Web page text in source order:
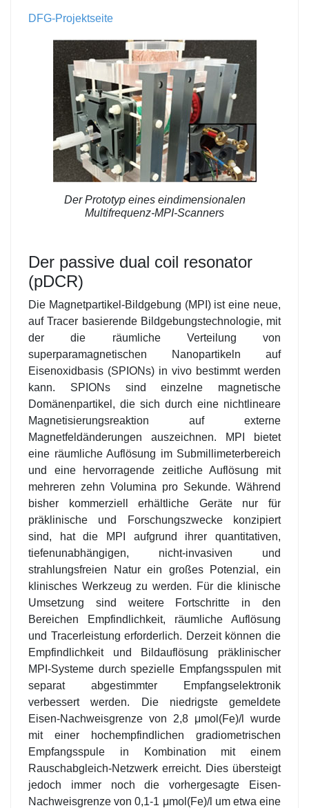
DFG-Projektseite
Der Prototyp eines eindimensionalen
Multifrequenz-MPI-Scanners
Der passive dual coil resonator
(pDCR)
Die Magnetpartikel-Bildgebung (MPI) ist eine neue,
auf Tracer basierende Bildgebungstechnologie, mit
der die räumliche Verteilung von
superparamagnetischen Nanopartikeln auf
Eisenoxidbasis (SPIONs) in vivo bestimmt werden
kann. SPIONs sind einzelne magnetische
Domänenpartikel, die sich durch eine nichtlineare
Magnetisierungsreaktion auf externe
Magnetfeldänderungen auszeichnen. MPI bietet
eine räumliche Auflösung im Submillimeterbereich
und eine hervorragende zeitliche Auflösung mit
mehreren zehn Volumina pro Sekunde. Während
bisher kommerziell erhältliche Geräte nur für
präklinische und Forschungszwecke konzipiert
sind, hat die MPI aufgrund ihrer quantitativen,
tiefenunabhängigen, nicht-invasiven und
strahlungsfreien Natur ein großes Potenzial, ein
klinisches Werkzeug zu werden. Für die klinische
Umsetzung sind weitere Fortschritte in den
Bereichen Empfindlichkeit, räumliche Auflösung
und Tracerleistung erforderlich. Derzeit können die
Empfindlichkeit und Bildauflösung präklinischer
MPI-Systeme durch spezielle Empfangsspulen mit
separat abgestimmter Empfangselektronik
verbessert werden. Die niedrigste gemeldete
Eisen-Nachweisgrenze von 2,8 μmol(Fe)/l wurde
mit einer hochempfindlichen gradiometrischen
Empfangsspule in Kombination mit einem
Rauschabgleich-Netzwerk erreicht. Dies übersteigt
jedoch immer noch die vorhergesagte Eisen-
Nachweisgrenze von 0,1-1 μmol(Fe)/l um etwa eine